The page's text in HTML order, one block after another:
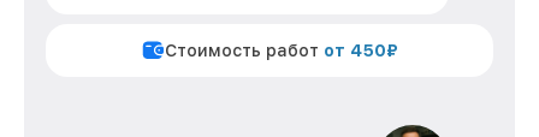
Стоимость работ от 450₽